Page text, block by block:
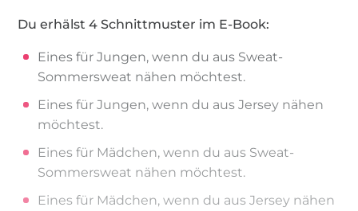
Du erhälst 4 Schnittmuster im E-Book:
Eines für Jungen, wenn du aus Sweat-
Sommersweat nähen möchtest.
Eines für Jungen, wenn du aus Jersey nähen
möchtest.
Eines für Mädchen, wenn du aus Sweat-
Sommersweat nähen möchtest.
Eines für Mädchen, wenn du aus Jersey nähen